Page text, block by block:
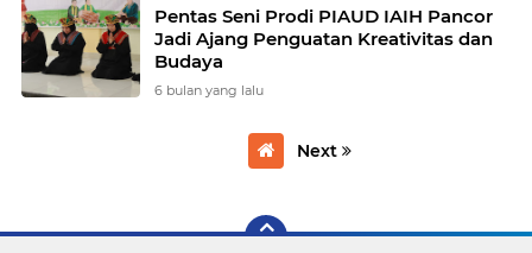
Pentas Seni Prodi PIAUD IAIH Pancor
Jadi Ajang Penguatan Kreativitas dan
Budaya
6 bulan yang lalu
Next